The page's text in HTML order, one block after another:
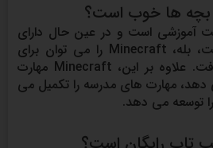
آموزشی است و در عین حال دارای
ارزش سرگرمی زیادی است، بله، Minecraft را می توان برای
بچه ها خوب در نظر گرفت. علاوه بر این، Minecraft مهارت
دهد، مهارت های مدرسه را تکمیل می
توسعه می دهد.